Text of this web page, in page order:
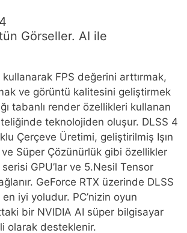
Görseller. AI ile
kullanarak FPS değerini arttırmak,
ve görüntü kalitesini geliştirmek
tabanlı render özellikleri kullanan
teknolojiden oluşur. DLSS 4
Çerçeve Üretimi, geliştirilmiş Işın
Süper Çözünürlük gibi özellikler
GPU’lar ve 5.Nesil Tensor
GeForce RTX üzerinde DLSS
iyi yoludur. PC’nizin oyun
bir NVIDIA AI süper bilgisayar
olarak desteklenir.